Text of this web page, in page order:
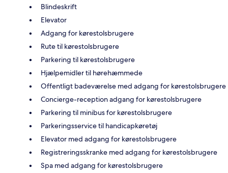
Blindeskrift
Elevator
Adgang for kørestolsbrugere
Rute til kørestolsbrugere
Parkering til kørestolsbrugere
Hjælpemidler til hørehæmmede
Offentligt badeværelse med adgang for kørestolsbrugere
Concierge-reception adgang for kørestolsbrugere
Parkering til minibus for kørestolsbrugere
Parkeringsservice til handicapkøretøj
Elevator med adgang for kørestolsbrugere
Registreringsskranke med adgang for kørestolsbrugere
Spa med adgang for kørestolsbrugere